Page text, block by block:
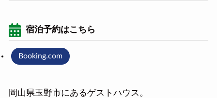
宿泊予約はこちら
Booking.com
岡山県玉野市にあるゲストハウス。